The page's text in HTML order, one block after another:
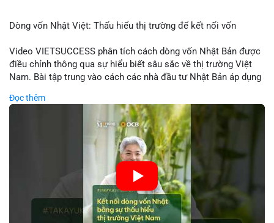
Dòng vốn Nhật Việt: Thấu hiểu thị trường để kết nối vốn
Video VIETSUCCESS phân tích cách dòng vốn Nhật Bản được
điều chỉnh thông qua sự hiểu biết sâu sắc về thị trường Việt
Nam. Bài tập trung vào cách các nhà đầu tư Nhật Bản áp dụng
đầu tư trực tiếp vào doanh nghiệp đến việc giao dịch tài chính.
Kết nối này không chỉ tạo cơ hội tăng trưởng cho Việt Nam mà
còn tạo ra động lực cho thị trường crypto địa phương khi các
nhà đầu tư đa quốc gia tìm kiếm cơ hội đa dạng. Các yếu tố
như chính sách tài chính Việt Nam, xu hướng đầu tư ESG, và
ổn định thị trường sẽ ảnh hưởng trực tiếp đến lưu lượng vốn
nhập khẩu từ Nhật Bản. Bài cũng nhấn mạnh vai trò của thông
tin thị trường chính xác trong việc giảm rủi ro khi kết nối các
thị trường khác nhau.
Đọc thêm